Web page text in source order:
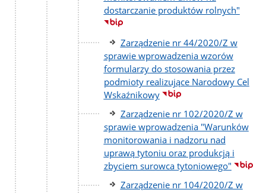
dostarczanie produktów rolnych"
Zarządzenie nr 44/2020/Z w
sprawie wprowadzenia wzorów
formularzy do stosowania przez
podmioty realizujące Narodowy Cel
Wskaźnikowy
Zarządzenie nr 102/2020/Z w
sprawie wprowadzenia "Warunków
monitorowania i nadzoru nad
uprawą tytoniu oraz produkcją i
zbyciem surowca tytoniowego"
Zarządzenie nr 104/2020/Z w